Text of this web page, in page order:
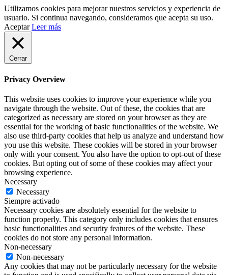
Utilizamos cookies para mejorar nuestros servicios y experiencia de
usuario. Si continua navegando, consideramos que acepta su uso.
Aceptar Leer más
Cerrar
Privacy Overview
This website uses cookies to improve your experience while you
navigate through the website. Out of these, the cookies that are
categorized as necessary are stored on your browser as they are
essential for the working of basic functionalities of the website. We
also use third-party cookies that help us analyze and understand how
you use this website. These cookies will be stored in your browser
only with your consent. You also have the option to opt-out of these
cookies. But opting out of some of these cookies may affect your
browsing experience.
Necessary
Necessary
Siempre activado
Necessary cookies are absolutely essential for the website to
function properly. This category only includes cookies that ensures
basic functionalities and security features of the website. These
cookies do not store any personal information.
Non-necessary
Non-necessary
Any cookies that may not be particularly necessary for the website